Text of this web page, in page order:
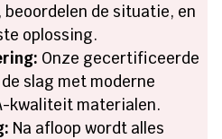
beoordelen de situatie, en
oplossing.
Onze gecertificeerde
slag met moderne
kwaliteit materialen.
Na afloop wordt alles